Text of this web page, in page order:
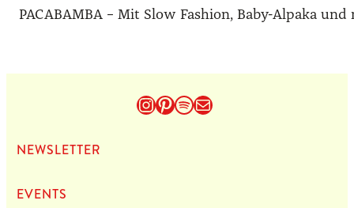
PACABAMBA – Mit Slow Fashion, Baby-Alpaka
Instagram
Pinterest
Spotify
E-Mail
NEWS­LET­TER
EVENTS